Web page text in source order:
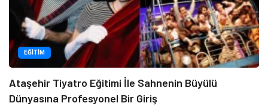
EĞITIM
Ataşehir Tiyatro Eğitimi İle Sahnenin Büyülü
Dünyasına Profesyonel Bir Giriş